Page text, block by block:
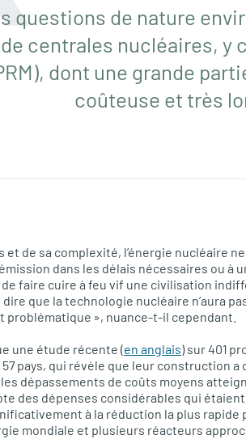
questions de nature
centrales nucléaires, y
dont une grande
coûteuse et très
et de sa complexité, l’énergie nucléaire
dans les délais nécessaires ou
faire cuire à feu vif une civilisation
dire que la technologie nucléaire n’aura
», nuance-t-il cependant.
une étude récente (en anglais) sur 401
57 pays, qui révèle que leur construction
dépassements de coûts moyens
des dépenses considérables qui
à la réduction la plus
mondiale et plusieurs réacteurs